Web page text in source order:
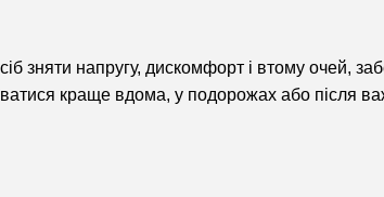
зняти напругу, дискомфорт і втому очей,
краще вдома, у подорожах або після